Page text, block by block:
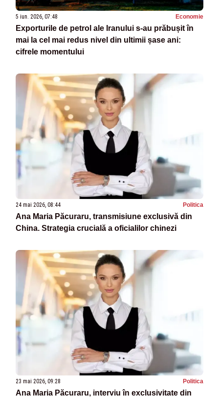
5 iun. 2026, 07:48 Economie
Exporturile de petrol ale Iranului s-au prăbușit în
mai la cel mai redus nivel din ultimii șase ani:
cifrele momentului
24 mai 2026, 08:44 Politica
Ana Maria Păcuraru, transmisiune exclusivă din
China. Strategia crucială a oficialilor chinezi
23 mai 2026, 09:28 Politica
Ana Maria Păcuraru, interviu în exclusivitate din